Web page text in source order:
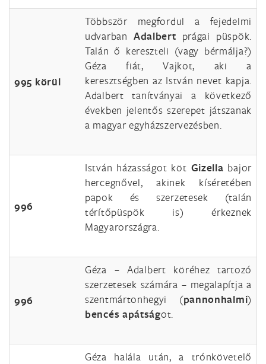
995 körül
Többször megfordul a fejedelmi
udvarban Adalbert prágai püspök.
Talán ő kereszteli (vagy bérmálja?)
Géza fiát, Vajkot, aki a
keresztségben az István nevet kapja.
Adalbert tanítványai a következő
években jelentős szerepet játszanak
a magyar egyházszervezésben.
996
István házasságot köt Gizella bajor
hercegnővel, akinek kíséretében
papok és szerzetesek (talán
térítőpüspök is) érkeznek
Magyarországra.
996
Géza – Adalbert köréhez tartozó
szerzetesek számára – megalapítja a
szentmártonhegyi (pannonhalmi)
bencés apátságot.
Géza halála után, a trónkövetelő